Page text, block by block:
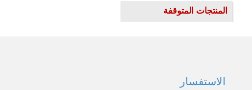
المنتجات المتوقفة
الاستفسار